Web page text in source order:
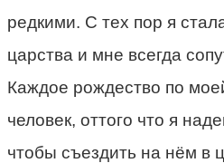
редкими. С тех пор я
царства и мне всегда
Каждое рождество по
человек, оттого что я
чтобы съездить на нём в